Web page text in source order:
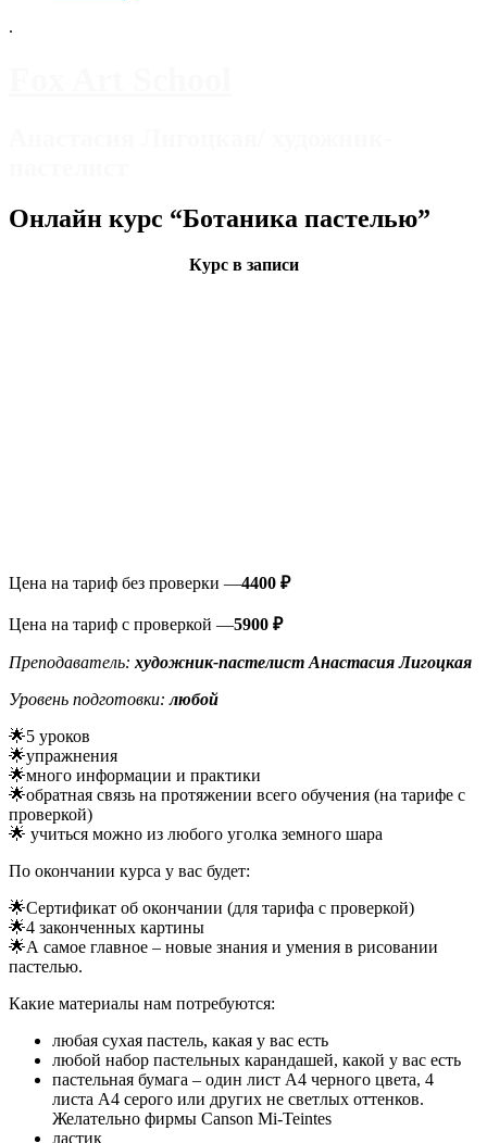
.
Онлайн курс “Ботаника пастелью”
Курс в записи
Цена на тариф без проверки —4400 ₽
Цена на тариф с проверкой —5900 ₽
Преподаватель: художник-пастелист АнастасияЛигоцкая
Уровень подготовки:любой
🌟5 уроков
🌟упражнения
🌟много информации и практики
🌟обратная связь на протяжении всего обучения (на тарифе с
проверкой)
🌟 учиться можно из любого уголка земного шара
По окончании курса у вас будет:
🌟Сертификат об окончании (для тарифа с проверкой)
🌟4 законченных картины
🌟А самое главное – новые знания и умения в рисовании
пастелью.
Какие материалы нам потребуются:
любая сухая пастель, какая у вас есть
любой набор пастельных карандашей, какой у вас есть
пастельная бумага – один лист А4 черного цвета, 4
листа А4 серого или других не светлых оттенков.
Желательно фирмы Canson Mi-Teintes
ластик